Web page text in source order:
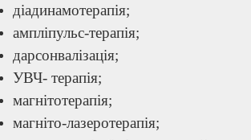
діадинамотерапія;
ампліпульс-терапія;
дарсонвалізація;
УВЧ- терапія;
магнітотерапія;
магніто-лазеротерапія;